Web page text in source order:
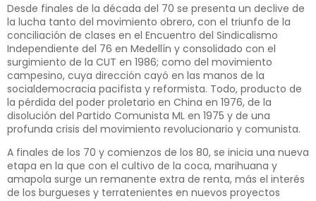
Desde finales de la década del 70 se presenta un declive de
la lucha tanto del movimiento obrero, con el triunfo de la
conciliación de clases en el Encuentro del Sindicalismo
Independiente del 76 en Medellín y consolidado con el
surgimiento de la CUT en 1986; como del movimiento
campesino, cuya dirección cayó en las manos de la
socialdemocracia pacifista y reformista. Todo, producto de
la pérdida del poder proletario en China en 1976, de la
disolución del Partido Comunista ML en 1975 y de una
profunda crisis del movimiento revolucionario y comunista.
A finales de los 70 y comienzos de los 80, se inicia una nueva
etapa en la que con el cultivo de la coca, marihuana y
amapola surge un remanente extra de renta, más el interés
de los burgueses y terratenientes en nuevos proyectos